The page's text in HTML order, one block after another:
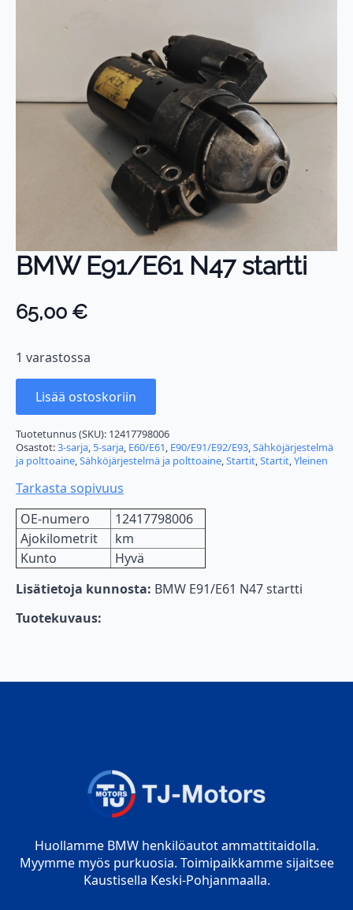
BMW E91/E61 N47 startti
65,00 €
1 varastossa
Lisää ostoskoriin
Tuotetunnus (SKU): 12417798006
Osastot:3-sarja, 5-sarja, E60/E61, E90/E91/E92/E93,Sähköjärjestelmä
ja polttoaine,Sähköjärjestelmä ja polttoaine,Startit,Startit,Yleinen
Tarkasta sopivuus
OE-numero
12417798006
Ajokilometrit
km
Kunto
Hyvä
Lisätietoja kunnosta: BMW E91/E61 N47 startti
Tuotekuvaus:
Huollamme BMW henkilöautot ammattitaidolla.
Myymme myös purkuosia. Toimipaikkamme sijaitsee
Kaustisella Keski-Pohjanmaalla.